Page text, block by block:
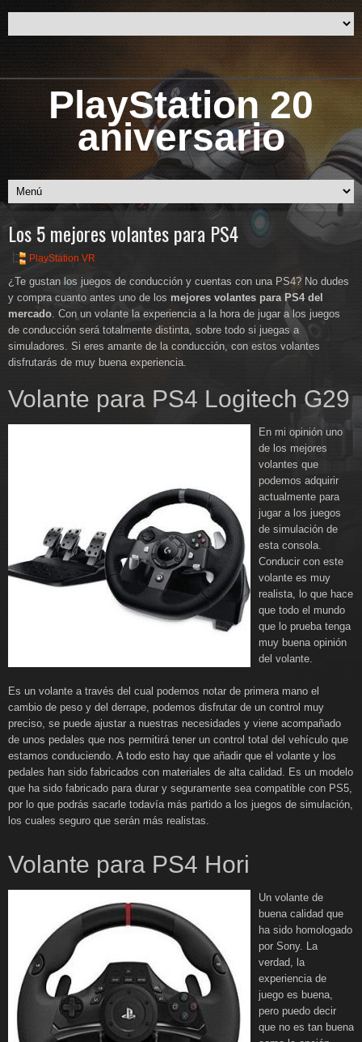
PlayStation 20
aniversario
Los 5 mejores volantes para PS4
PlayStation VR
¿Te gustan los juegos de conducción y cuentas con una PS4? No dudes
y compra cuanto antes uno de los mejores volantes para PS4 del
mercado. Con un volante la experiencia a la hora de jugar a los juegos
de conducción será totalmente distinta, sobre todo si juegas a
simuladores. Si eres amante de la conducción, con estos volantes
disfrutarás de muy buena experiencia.
Volante para PS4 Logitech G29
En mi opinión uno
de los mejores
volantes que
podemos adquirir
actualmente para
jugar a los juegos
de simulación de
esta consola.
Conducir con este
volante es muy
realista, lo que hace
que todo el mundo
que lo prueba tenga
muy buena opinión
del volante.
Es un volante a través del cual podemos notar de primera mano el
cambio de peso y del derrape, podemos disfrutar de un control muy
preciso, se puede ajustar a nuestras necesidades y viene acompañado
de unos pedales que nos permitirá tener un control total del vehículo que
estamos conduciendo. A todo esto hay que añadir que el volante y los
pedales han sido fabricados con materiales de alta calidad. Es un modelo
que ha sido fabricado para durar y seguramente sea compatible con PS5,
por lo que podrás sacarle todavía más partido a los juegos de simulación,
los cuales seguro que serán más realistas.
Volante para PS4 Hori
Un volante de
buena calidad que
ha sido homologado
por Sony. La
verdad, la
experiencia de
juego es buena,
pero puedo decir
que no es tan buena